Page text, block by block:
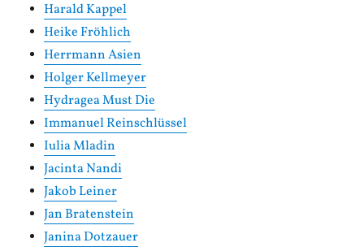
Harald Kappel
Heike Fröhlich
Herrmann Asien
Holger Kellmeyer
Hydragea Must Die
Immanuel Reinschlüssel
Iulia Mladin
Jacinta Nandi
Jakob Leiner
Jan Bratenstein
Janina Dotzauer